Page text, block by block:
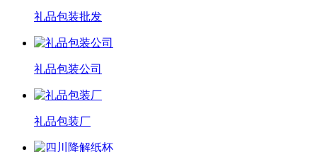
礼品包装批发
礼品包装公司
礼品包装厂